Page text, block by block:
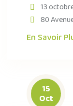
13
80
En Savoir
15
Oct